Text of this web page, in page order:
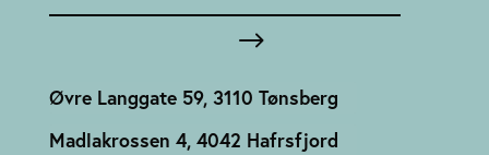
Øvre Langgate 59, 3110 Tønsberg
Madlakrossen 4, 4042 Hafrsfjord